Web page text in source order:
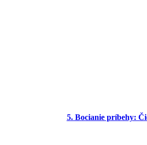
5. Bocianie príbehy: